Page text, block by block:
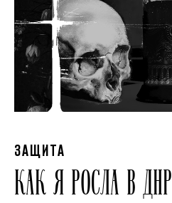
ЗАЩИТА
КАК Я РОСЛА В ДНР